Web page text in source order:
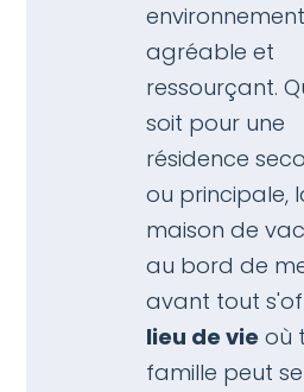
environnement
agréable et
ressourçant.
soit pour une
résidence
ou principale,
maison de
au bord de
avant tout
lieu de vie où
famille peut